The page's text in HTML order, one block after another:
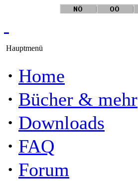
Hauptmenü
· Home
· Bücher & mehr
· Downloads
· FAQ
· Forum